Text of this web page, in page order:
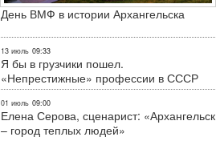
День ВМФ в истории Архангельска
13 июль 09:33
Я бы в грузчики пошел.
«Непрестижные» профессии в СССР
01 июль 09:00
Елена Серова, сценарист: «Архангельск
– город теплых людей»